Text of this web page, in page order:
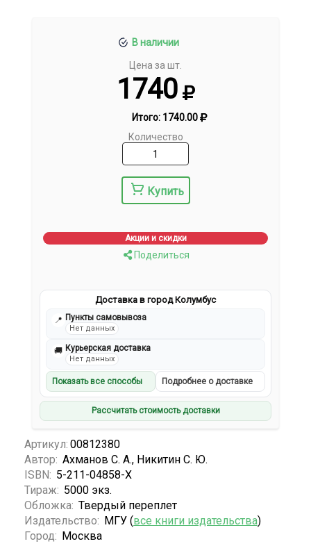
В наличии
Цена за шт.
1740
Итого: 1740.00
Количество
Купить
Акции и скидки
Поделиться
Доставка в город Колумбус
📍 Пункты самовывоза
Нет данных
🚚 Курьерская доставка
Нет данных
Показать все способы Подробнее о доставке
Рассчитать стоимость доставки
Артикул: 00812380
Автор: Ахманов С. А., Никитин С. Ю.
ISBN: 5-211-04858-X
Тираж: 5000 экз.
Обложка: Твердый переплет
Издательство: МГУ (все книги издательства)
Город: Москва